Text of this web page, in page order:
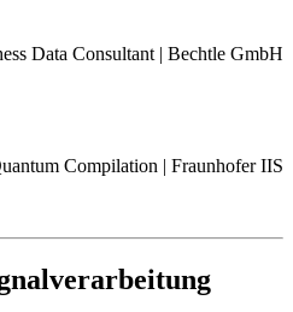
Data Consultant | Bechtle GmbH
Compilation | Fraunhofer IIS